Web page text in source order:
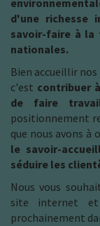
d'une richesse
savoir-faire à la
nationales.
Bien accueillir
c'est contribuer
de faire
positionnement
que nous avons à
le savoir-
séduire les
Nous vous
site internet et
prochainement